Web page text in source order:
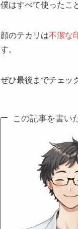
僕はすべて使ったこ
顔のテカリは不潔な
す。
ぜひ最後までチェッ
この記事を書い